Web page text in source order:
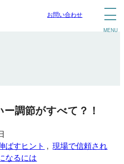
お問い合わせ
調節がすべて？！
ばすヒント , 現場で信頼され
なるには